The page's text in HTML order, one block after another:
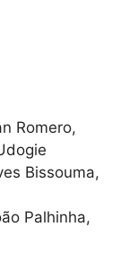
Romero,
Bissouma,
Palhinha,